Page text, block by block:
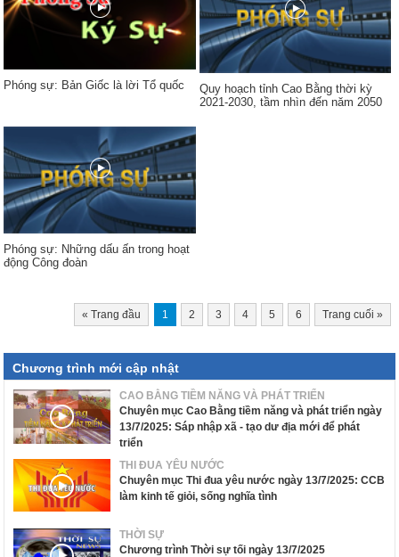
Phóng sự: Bản Giốc là lời Tổ quốc
Quy hoạch tỉnh Cao Bằng thời kỳ
2021-2030, tầm nhìn đến năm 2050
Phóng sự: Những dấu ấn trong hoạt
động Công đoàn
« Trang đầu 1 2 3 4 5 6 Trang cuối »
Chương trình mới cập nhật
CAO BẰNG TIỀM NĂNG VÀ PHÁT TRIỂN
Chuyên mục Cao Bằng tiềm năng và phát triển ngày
13/7/2025: Sáp nhập xã - tạo dư địa mới để phát
triển
THI ĐUA YÊU NƯỚC
Chuyên mục Thi đua yêu nước ngày 13/7/2025: CCB
làm kinh tế giỏi, sống nghĩa tình
THỜI SỰ
Chương trình Thời sự tối ngày 13/7/2025